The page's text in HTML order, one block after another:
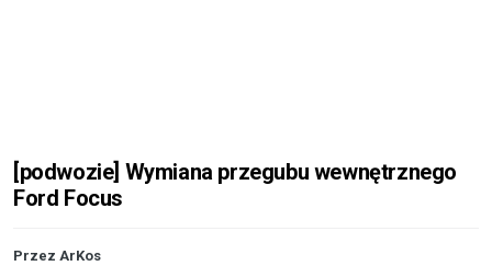
[podwozie] Wymiana przegubu wewnętrznego
Ford Focus
Przez ArKos